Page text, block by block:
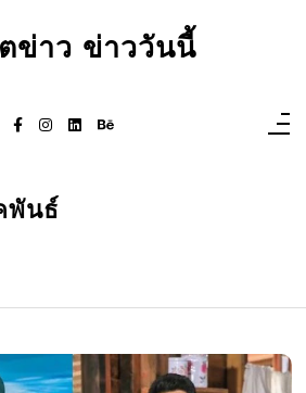
ข่าว ข่าววันนี้
พันธ์